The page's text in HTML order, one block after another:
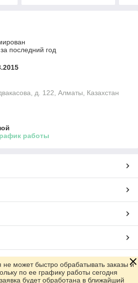
последний год
д. 122, Алматы, Казахстан
работы
может быстро обрабатывать заказы и
по ее графику работы сегодня
будет обработана в ближайший